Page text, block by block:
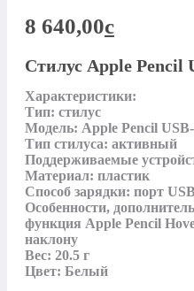
8 640,00c
Стилус Apple Pencil
Характеристики:
Тип: стилус
Модель: Apple Pencil
Тип стилуса: активный
Поддерживаемые
Материал: пластик
Способ зарядки: порт
Особенности,
функция Apple Pencil
наклону
Вес: 20.5 г
Цвет: Белый